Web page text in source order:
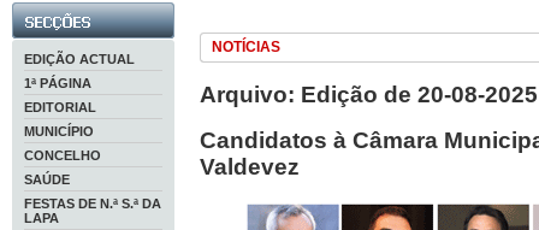
EDIÇÃO ACTUAL
1ª PÁGINA
EDITORIAL
MUNICÍPIO
CONCELHO
SAÚDE
FESTAS DE N.ª S.ª DA
LAPA
NOTÍCIAS
Arquivo: Edição de 20-08-2025
Candidatos à Câmara
Valdevez